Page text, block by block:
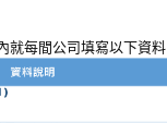
就每間公司填寫以下資料